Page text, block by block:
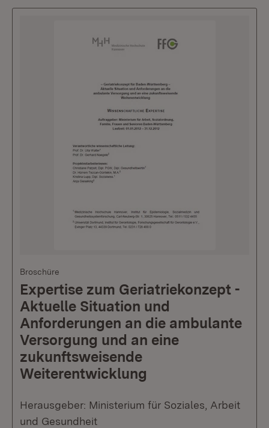
Broschüre
Expertise zum Geriatriekonzept -
Aktuelle Situation und
Anforderungen an die ambulante
Versorgung und an eine
zukunftsweisende
Weiterentwicklung
Herausgeber: Ministerium für Soziales, Arbeit
und Gesundheit